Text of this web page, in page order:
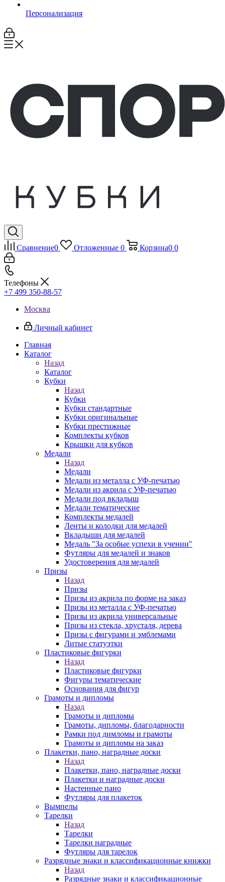
Персонализация
Сравнение0 Отложенные 0 Корзина0 0
Телефоны
+7 499 350-88-57
Москва
Личный кабинет
Главная
Каталог
Назад
Каталог
Кубки
Назад
Кубки
Кубки стандартные
Кубки оригинальные
Кубки престижные
Комплекты кубков
Крышки для кубков
Медали
Назад
Медали
Медали из металла с УФ-печатью
Медали из акрила с УФ-печатью
Медали под вкладыш
Медали тематические
Комплекты медалей
Ленты и колодки для медалей
Вкладыши для медалей
Медаль "За особые успехи в учении"
Футляры для медалей и знаков
Удостоверения для медалей
Призы
Назад
Призы
Призы из акрила по форме на заказ
Призы из металла с УФ-печатью
Призы из акрила универсальные
Призы из стекла, хрусталя, дерева
Призы с фигурами и эмблемами
Литые статуэтки
Пластиковые фигурки
Назад
Пластиковые фигурки
Фигуры тематические
Основания для фигур
Грамоты и дипломы
Назад
Грамоты и дипломы
Грамоты, дипломы, благодарности
Рамки под димломы и грамоты
Грамоты и дипломы на заказ
Плакетки, пано, наградные доски
Назад
Плакетки, пано, наградные доски
Плакетки и наградные доски
Настенные пано
Футляры для плакеток
Вымпелы
Тарелки
Назад
Тарелки
Тарелки наградные
Футляры для тарелок
Разрядные знаки и классификационные книжки
Назад
Разрядные знаки и классификационные